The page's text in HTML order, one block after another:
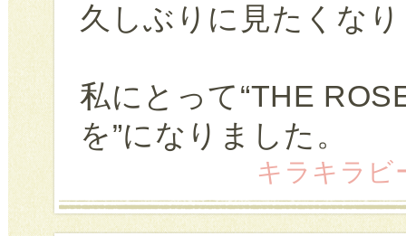
久しぶりに見たくな
私にとって“THE
を”になりました。
キラキラ